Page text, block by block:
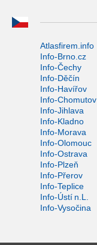
Atlasfirem.info
Info-Brno.cz
Info-Čechy
Info-Děčín
Info-Havířov
Info-Chomutov
Info-Jihlava
Info-Kladno
Info-Morava
Info-Olomouc
Info-Ostrava
Info-Plzeň
Info-Přerov
Info-Teplice
Info-Ústí n.L.
Info-Vysočina